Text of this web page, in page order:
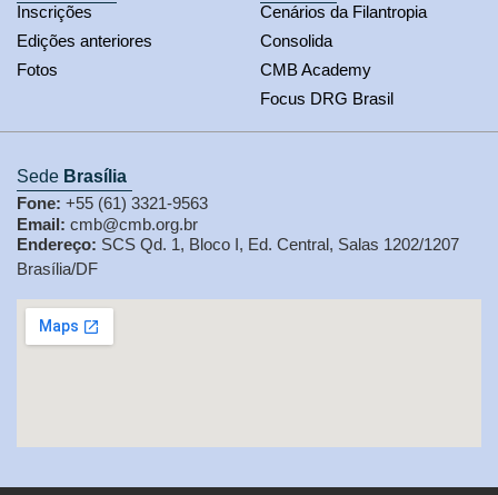
Inscrições
Edições anteriores
Fotos
Cenários da Filantropia
Consolida
CMB Academy
Focus DRG Brasil
Sede Brasília
Fone: +55 (61) 3321-9563
Email: cmb@cmb.org.br
Endereço: SCS Qd. 1, Bloco I, Ed. Central, Salas 1202/1207
Brasília/DF